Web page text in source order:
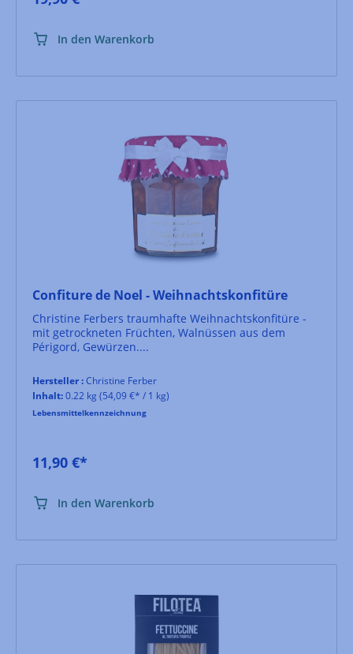
für Saucen, Suppen und vieles mehr. Tipp: Vor
Eiswürfelbehältern einfrieren und bequem
In den Warenkorb
Confiture de Noel - Weihnachtskonfitüre
Christine Ferbers traumhafte Weihnachtskonfitüre -
mit getrockneten Früchten, Walnüssen aus dem
Périgord, Gewürzen....
Hersteller :Christine Ferber
Inhalt:0.22 kg (54,09 €* / 1 kg)
Lebensmittelkennzeichnung
11,90 €*
In den Warenkorb